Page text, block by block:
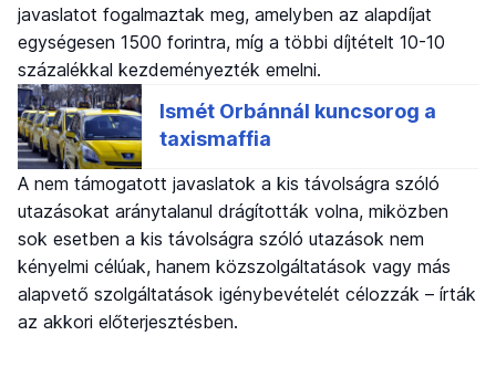
javaslatot fogalmaztak meg, amelyben az alapdíjat
egységesen 1500 forintra, míg a többi díjtételt 10-10
százalékkal kezdeményezték emelni.
A nem támogatott javaslatok a kis távolságra szóló
utazásokat aránytalanul drágították volna, miközben
sok esetben a kis távolságra szóló utazások nem
kényelmi célúak, hanem közszolgáltatások vagy más
alapvető szolgáltatások igénybevételét célozzák – írták
az akkori előterjesztésben.